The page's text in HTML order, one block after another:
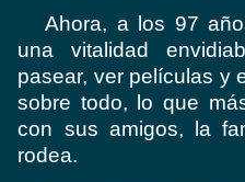
Ahora, a los 97
una vitalidad
pasear, ver películas y
sobre todo, lo que
con sus amigos, la
rodea.